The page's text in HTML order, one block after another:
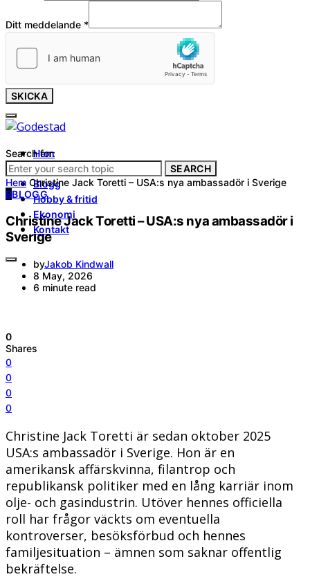
Ditt meddelande *
SKICKA
Hem
Tjänster
Blogg
Hobby & fritid
Ekonomi
Kontakt
Search for:
SEARCH
Hem Christine Jack Toretti – USA:s nya ambassadör i Sverige
BBLOGG
Christine Jack Toretti – USA:s nya ambassadör i
Sverige
byJakob Kindwall
8 May, 2026
6 minute read
0
Shares
0
0
0
0
Christine Jack Toretti är sedan oktober 2025
USA:s ambassadör i Sverige. Hon är en
amerikansk affärskvinna, filantrop och
republikansk politiker med en lång karriär inom
olje- och gasindustrin. Utöver hennes officiella
roll har frågor väckts om eventuella
kontroverser, besöksförbud och hennes
familjesituation – ämnen som saknar offentlig
bekräftelse.